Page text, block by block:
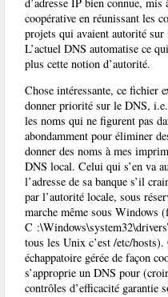
coopérative en réunissant les
projets qui avaient autorité sur
L’actuel DNS automatise ce
plus cette notion d’autorité.
Chose intéressante, ce fichier
donner priorité sur le DNS,
les noms qui ne figurent pas
abondamment pour éliminer
donner des noms à mes
DNS local. Celui qui s’en va
l’adresse de sa banque s’il
par l’autorité locale, sous
marche même sous Windows
C
tous les Unix c’est /etc/
échappatoire gérée de façon
s’approprie un DNS pour
contrôles d’efficacité garantie